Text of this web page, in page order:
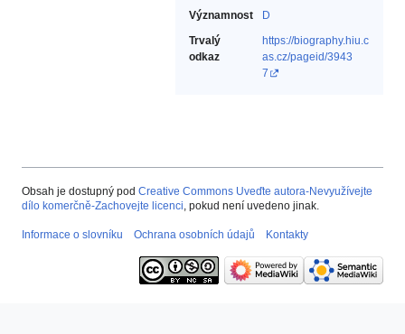
Významnost
D
Trvalý
odkaz
https://biography.hiu.c
as.cz/pageid/3943
7
Obsah je dostupný pod Creative Commons Uveďte autora-Nevyužívejte
dílo komerčně-Zachovejte licenci, pokud není uvedeno jinak.
Informace o slovníku Ochrana osobních údajů Kontakty